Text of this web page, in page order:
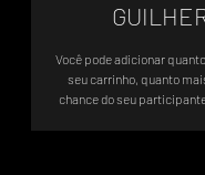
Você pode adicionar
seu carrinho, quanto
chance do seu